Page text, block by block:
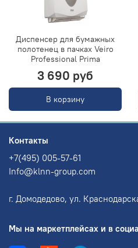
Диспенсер для бумажных
полотенец в пачках Veiro
Professional Prima
3 690 руб
В корзину
Контакты
+7(495) 005-57-61
Info@klnn-group.com
г. Домодедово, ул.
Мы на маркетплейсах и в